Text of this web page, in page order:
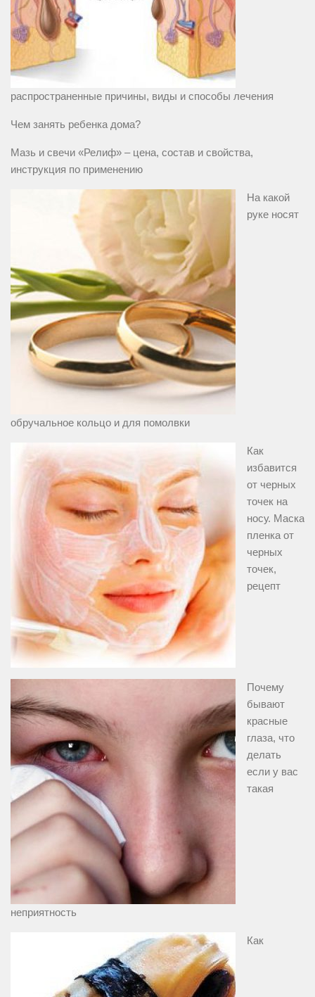
распространенные причины, виды и способы лечения
Чем занять ребенка дома?
Мазь и свечи «Релиф» – цена, состав и свойства,
инструкция по применению
На какой
руке носят
обручальное кольцо и для помолвки
Как
избавится
от черных
точек на
носу. Маска
пленка от
черных
точек,
рецепт
Почему
бывают
красные
глаза, что
делать
если у вас
такая
неприятность
Как